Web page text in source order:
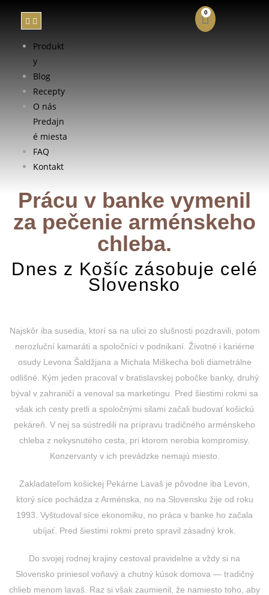
Produkt
y
Blog
Recepty
O nás
Predajn
é miesta
FAQ
Kontakt
0
O NÁS
Prácu v banke vymenil
za pečenie arménskeho
chleba.
Dnes z Košíc zásobuje celé
Slovensko
Najskôr iba susedia, ktorí sa na ulici zo slušnosti pozdravili, potom
nerozluční kamaráti a spoločníci v podnikaní. Životné i kariérne
osudy Levona Šaldžjana a Michala Miškecha boli diametrálne
odlišné. Kým jeden pracoval v bratislavskej pobočke banky, druhý
býval v zahraničí a venoval sa marketingu. Pred šiestimi rokmi sa
však ich cesty pretli a spoločnými silami začali budovať košickú
pekáreň. V nej sa sústredili na prípravu tradičného arménskeho
chleba z nekysnutého cesta, pri ktorom nerobia kompromisy.
Konzervanty v ich prevádzke nemajú miesto.
Zakladateľom košickej Pekárne Lavaš je pôvodne iba Levon,
ktorý síce pochádza z Arménska, no na Slovensku žije od roku
1993. Vyštudoval síce ekonomiku, no práca v banke ho začala
ubíjať. Pred šiestimi rokmi preto spravil zásadný krok.
Do svojej rodnej krajiny cestoval pravidelne a vždy si na
Slovensko priniesol voňavý a chutný kúsok domova — tradičný
chlieb menom lavaš. Raz si však zaumienil, že namiesto toho, aby